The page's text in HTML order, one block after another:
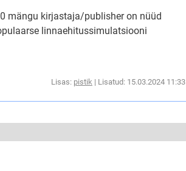
mängu kirjastaja/publisher on nüüd
linnaehitussimulatsiooni
Lisas: pistik | Lisatud: 15.03.2024 11:33